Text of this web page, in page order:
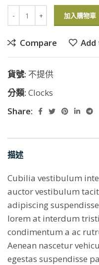
加入購物車
Compare
貨號: 不提供
分類: Clocks
Share:
描述
Cubilia vestibulum
auctor vestibulum
adipiscing
lorem at interdum
condimentum a ac
Aenean nascetur
egestas suspendisse